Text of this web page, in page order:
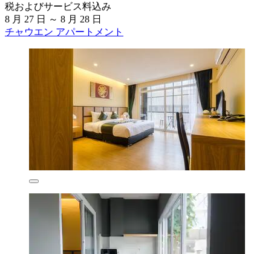
税およびサービス料込み
8 月 27 日 ～ 8 月 28 日
チャウエン アパートメント